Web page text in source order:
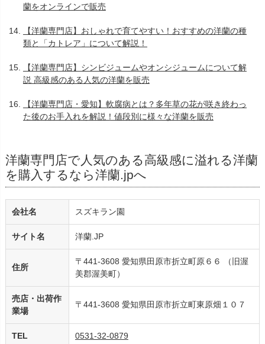
蘭をオンラインで販売
【洋蘭専門店】おしゃれで育てやすい！おすすめの洋蘭の種
類と「カトレア」について解説！
【洋蘭専門店】シンビジュームやオンシジュームについて解
説 高級感のある人気の洋蘭を販売
【洋蘭専門店・愛知】軟腐病とは？多年草の花が咲き終わっ
た後のお手入れを解説！値段別に様々な洋蘭を販売
洋蘭専門店で人気のある高級感に溢れる洋蘭
を購入するなら洋蘭.jpへ
会社名 スズキラン園
サイト名 洋蘭.JP
住所
〒441-3608 愛知県田原市折立町原６６ （旧渥
美郡渥美町）
売店・出荷作
業場
〒441-3608 愛知県田原市折立町東原畑１０７
TEL 0531-32-0879